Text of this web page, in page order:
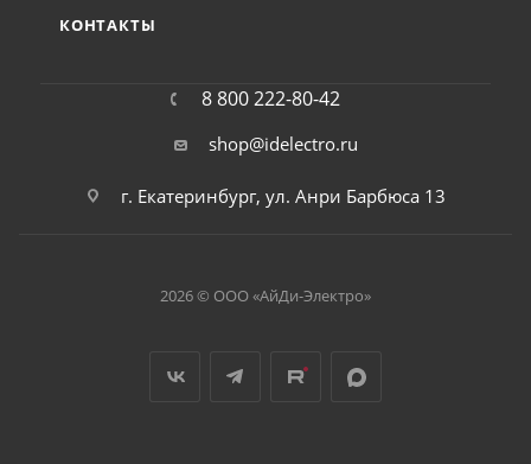
КОНТАКТЫ
8 800 222-80-42
shop@idelectro.ru
г. Екатеринбург, ул. Анри Барбюса 13
2026 © ООО «АйДи-Электро»